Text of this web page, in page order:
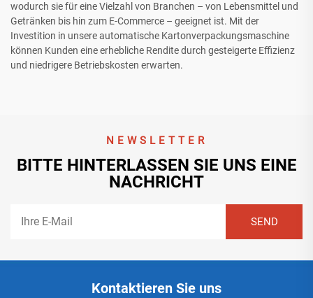
wodurch sie für eine Vielzahl von Branchen – von Lebensmittel und
Getränken bis hin zum E-Commerce – geeignet ist. Mit der
Investition in unsere automatische Kartonverpackungsmaschine
können Kunden eine erhebliche Rendite durch gesteigerte Effizienz
und niedrigere Betriebskosten erwarten.
NEWSLETTER
BITTE HINTERLASSEN SIE UNS EINE
NACHRICHT
Kontaktieren Sie uns